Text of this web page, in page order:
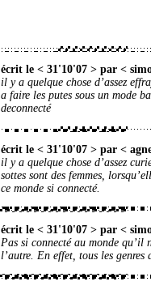
écrit le < 31'10'07 > par <
il y a quelque chose d’assez
a faire les putes sous un mode
deconnecté
écrit le < 31'10'07 > par <
il y a quelque chose d’assez
sottes sont des femmes,
ce monde si connecté.
écrit le < 31'10'07 > par <
Pas si connecté au monde qu’il
l’autre. En effet, tous les genres